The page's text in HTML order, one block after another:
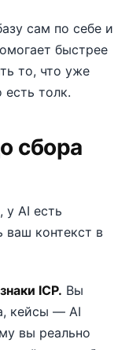
сам по себе и
быстрее
то, что уже
есть толк.
сбора
AI есть
ваш контекст в
ICP. Вы
кейсы — AI
вы реально